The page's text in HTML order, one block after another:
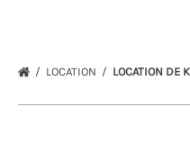
LOCATION LOCATION DE